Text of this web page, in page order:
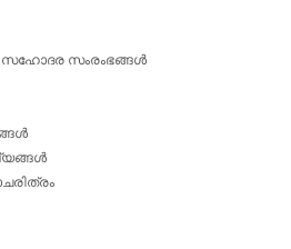
സഹോദര സംരംഭങ്ങള്‍